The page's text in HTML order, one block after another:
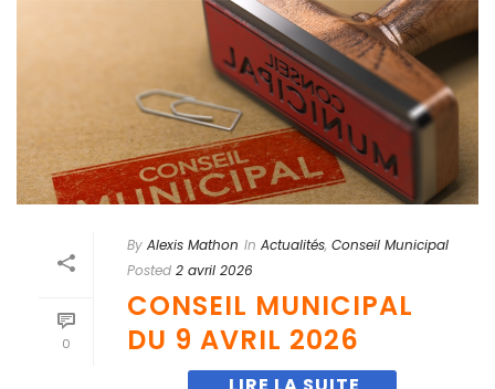
0
By Alexis Mathon In Actualités, Conseil Municipal
Posted 2 avril 2026
CONSEIL MUNICIPAL
DU 9 AVRIL 2026